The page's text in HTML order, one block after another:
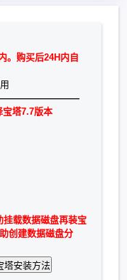
。购买后24H内自
塔7.7版本
载数据磁盘再装宝
创建数据磁盘分